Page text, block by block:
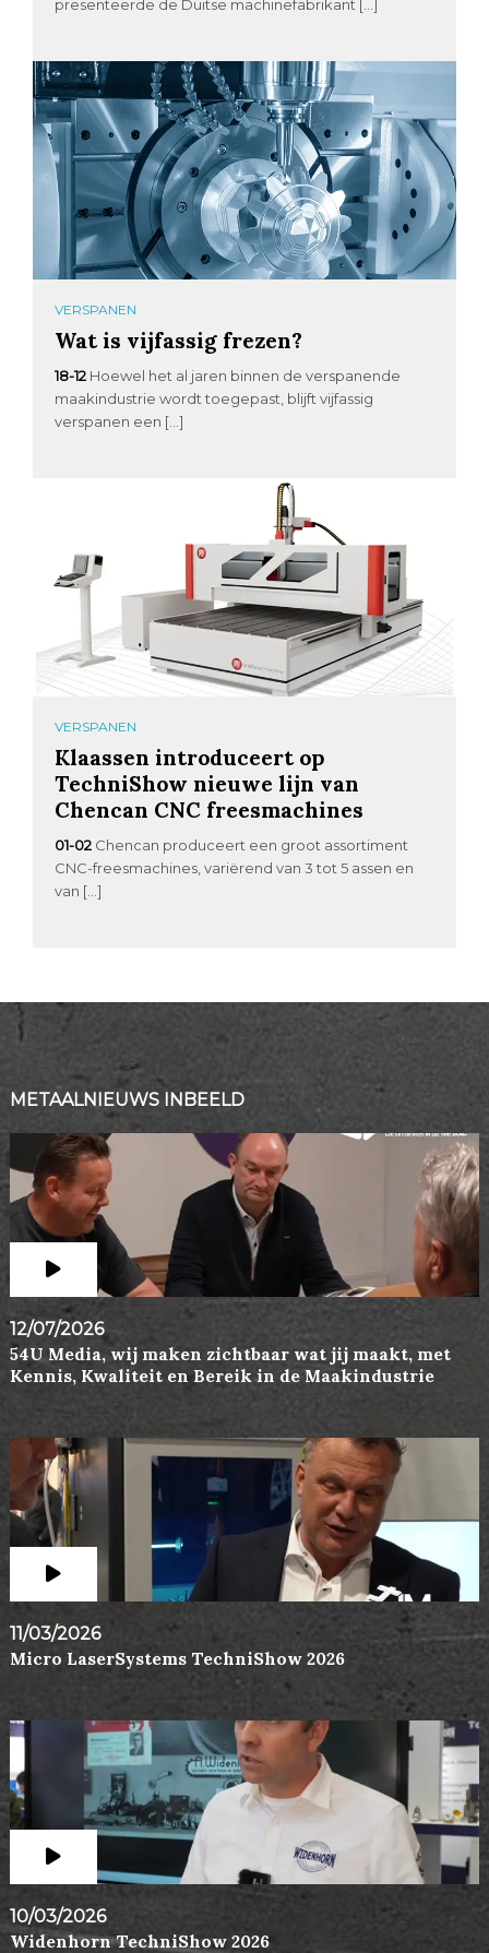
presenteerde de Duitse machinefabrikant […]
VERSPANEN
Wat is vijfassig frezen?
18-12 Hoewel het al jaren binnen de verspanende
maakindustrie wordt toegepast, blijft vijfassig
verspanen een […]
VERSPANEN
Klaassen introduceert op
TechniShow nieuwe lijn van
Chencan CNC freesmachines
01-02 Chencan produceert een groot assortiment
CNC-freesmachines, variërend van 3 tot 5 assen en
van […]
METAALNIEUWS INBEELD
12/07/2026
54U Media, wij maken zichtbaar wat jij maakt, met
Kennis, Kwaliteit en Bereik in de Maakindustrie
11/03/2026
Micro LaserSystems TechniShow 2026
10/03/2026
Widenhorn TechniShow 2026